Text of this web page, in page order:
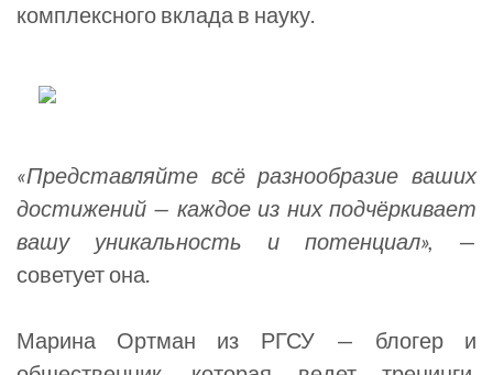
комплексного вклада в науку.
«Представляйте всё разнообразие ваших
достижений — каждое из них подчёркивает
вашу уникальность и потенциал», —
советует она.
Марина Ортман из РГСУ — блогер и